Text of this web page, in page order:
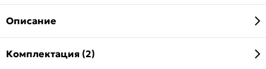
Описание
Комплектация (2)